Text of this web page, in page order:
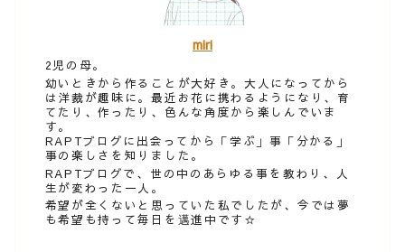
miri
2児の母。
幼いときから作ることが大好き。大人になってから
は洋裁が趣味に。最近お花に携わるようになり、育
てたり、作ったり、色んな角度から楽しんでいま
す。
RAPTブログに出会ってから「学ぶ」事「分かる」
事の楽しさを知りました。
RAPTブログで、世の中のあらゆる事を教わり、人
生が変わった一人。
希望が全くないと思っていた私でしたが、今では夢
も希望も持って毎日を邁進中です☆